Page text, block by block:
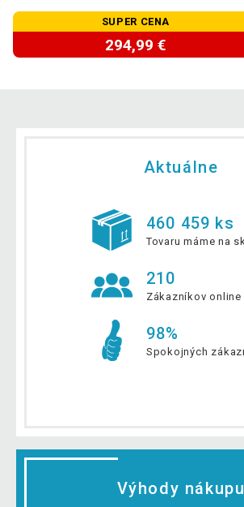
SUPER CENA
294,99 €
Aktuálne
460 459 ks
Tovaru máme na
210
Zákazníkov online
98%
Spokojných
Výhody nákupu